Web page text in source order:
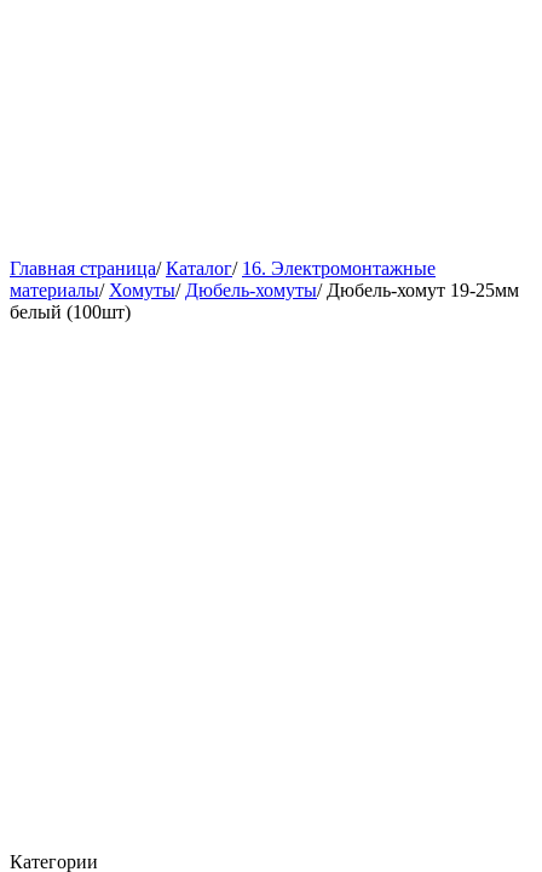
Главная страница/ Каталог/ 16. Электромонтажные
материалы/ Хомуты/ Дюбель-хомуты/ Дюбель-хомут 19-25мм
белый (100шт)
Категории